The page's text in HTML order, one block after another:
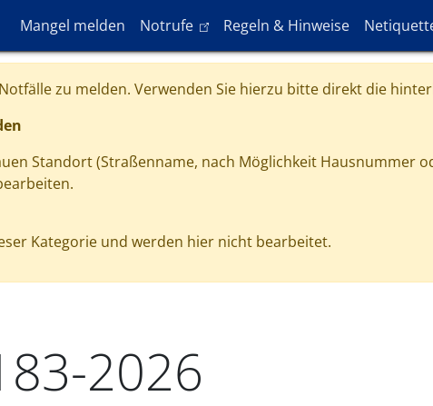
Hauptnavigation
Mangel melden Notrufe(link is external)
Regeln & Hinweise
zu melden. Verwenden Sie hierzu bitte direkt die
Standort (Straßenname, nach Möglichkeit Hausnummer
Kategorie und werden hier nicht bearbeitet.
2026